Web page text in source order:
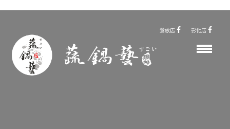
鶯歌店 彰化店